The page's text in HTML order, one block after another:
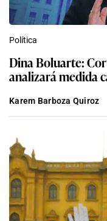
Política
Dina Boluarte:
analizará medida
Karem Barboza Quiroz